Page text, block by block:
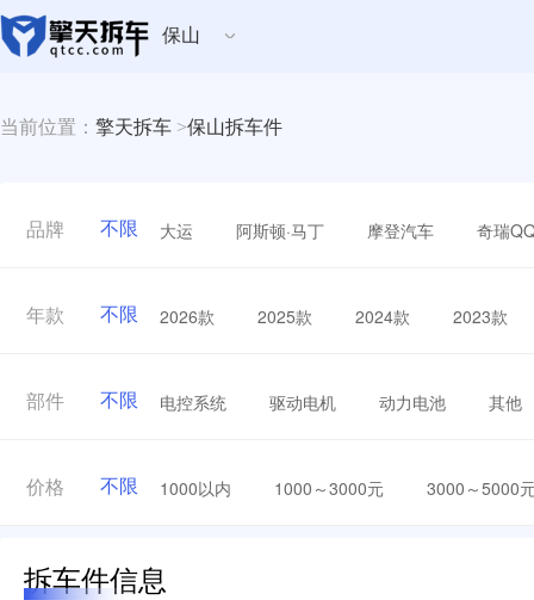
保山
当前位置： 擎天拆车 >保山拆车件
品牌 不限 大运 阿斯顿·马丁 摩登汽车 奇瑞
年款 不限 2026款 2025款 2024款 2023款
部件 不限 电控系统 驱动电机 动力电池 其他
价格 不限 1000以内 1000～3000元 3000～5000
拆车件信息